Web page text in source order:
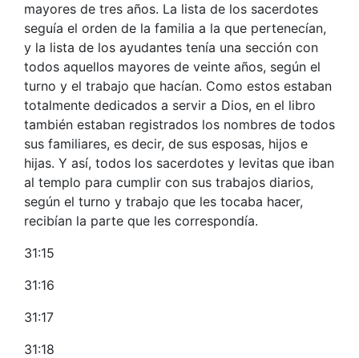
mayores de tres años. La lista de los sacerdotes
seguía el orden de la familia a la que pertenecían,
y la lista de los ayudantes tenía una sección con
todos aquellos mayores de veinte años, según el
turno y el trabajo que hacían. Como estos estaban
totalmente dedicados a servir a Dios, en el libro
también estaban registrados los nombres de todos
sus familiares, es decir, de sus esposas, hijos e
hijas. Y así, todos los sacerdotes y levitas que iban
al templo para cumplir con sus trabajos diarios,
según el turno y trabajo que les tocaba hacer,
recibían la parte que les correspondía.
31:15
31:16
31:17
31:18